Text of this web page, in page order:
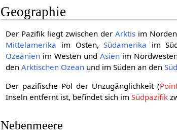
Geographie
Der Pazifik liegt zwischen derArktis im
Mittelamerika im Osten,Südamerika im
Ozeanien im Westen undAsien im
denArktischen Ozean und im Süden an den
Der pazifische Pol der Unzugänglichkeit (
Inseln entfernt ist, befindet sich imSüdpazifik
Nebenmeere